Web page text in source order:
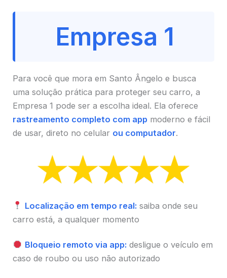
Empresa 1
Para você que mora em Santo Ângelo e busca
uma solução prática para proteger seu carro, a
Empresa 1 pode ser a escolha ideal. Ela oferece
rastreamento completo com app moderno e fácil
de usar, direto no celular ou computador.
Localização em tempo real: saiba onde seu
carro está, a qualquer momento
Bloqueio remoto via app: desligue o veículo em
caso de roubo ou uso não autorizado